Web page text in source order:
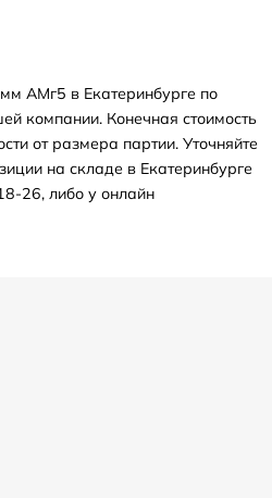
АМг5 в Екатеринбурге по
компании. Конечная стоимость
от размера партии. Уточняйте
на складе в Екатеринбурге
26, либо у онлайн